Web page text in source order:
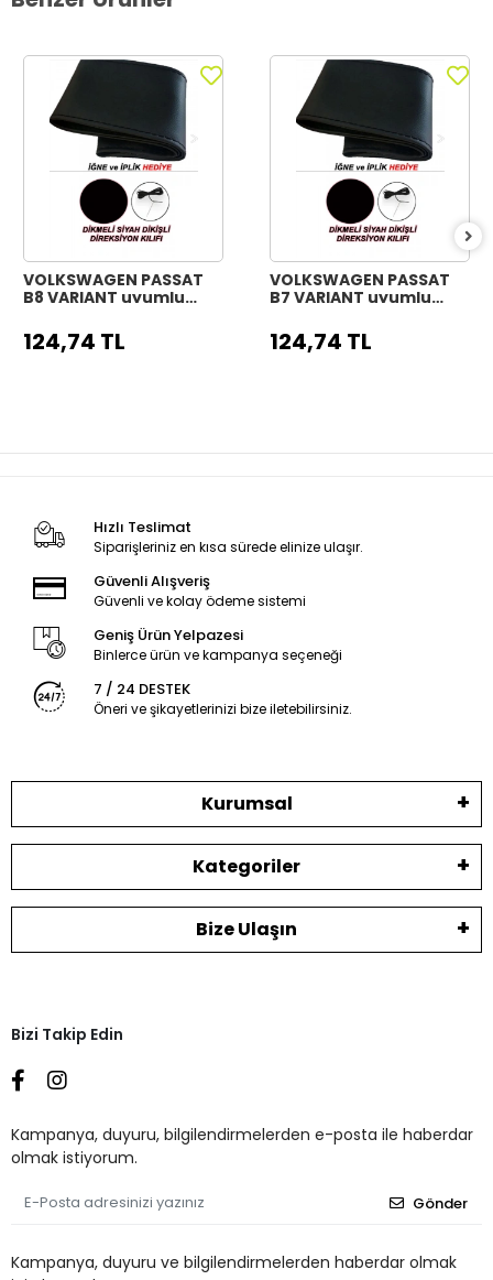
VOLKSWAGEN PASSAT
B8 VARIANT uyumlu
direksiyon kılıfı siyah
dikiş
124,74 TL
VOLKSWAGEN PASSAT
B7 VARIANT uyumlu
direksiyon kılıfı siyah
dikiş
124,74 TL
Hızlı Teslimat
Siparişleriniz en kısa sürede elinize ulaşır.
Güvenli Alışveriş
Güvenli ve kolay ödeme sistemi
Geniş Ürün Yelpazesi
Binlerce ürün ve kampanya seçeneği
7 / 24 DESTEK
Öneri ve şikayetlerinizi bize iletebilirsiniz.
Kurumsal
Kategoriler
Bize Ulaşın
Bizi Takip Edin
Kampanya, duyuru, bilgilendirmelerden e-posta ile haberdar
olmak istiyorum.
Gönder
Kampanya, duyuru ve bilgilendirmelerden haberdar olmak